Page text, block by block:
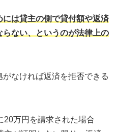
は貸主の側で貸付額や返済
ない、というのが法律上の
なければ返済を拒否できる
20万円を請求された場合